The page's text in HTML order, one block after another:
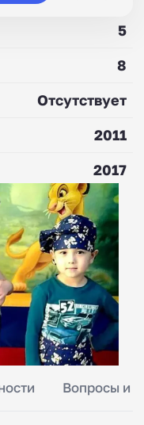
Вопросы и
5
8
Отсутствует
2011
2017